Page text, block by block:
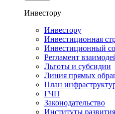
Инвестору
Инвестору
Инвестиционная
Инвестиционный
Регламент
Льготы и субсидии
Линия прямых
План
ГЧП
Законодательство
Институты развития